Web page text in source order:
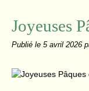
Joyeuses
Publié le 5 avril 2026